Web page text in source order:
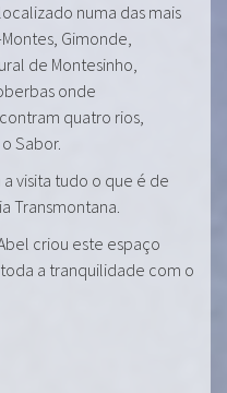
numa das mais
Gimonde,
de Montesinho,
onde
quatro rios,
Sabor.
visita tudo o que é de
Transmontana.
criou este espaço
a tranquilidade com o